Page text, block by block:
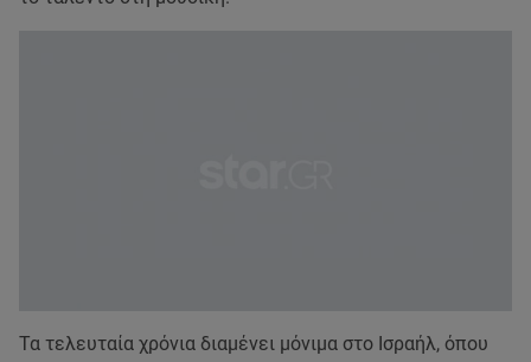
Τα τελευταία χρόνια διαμένει μόνιμα στο Ισραήλ, όπου